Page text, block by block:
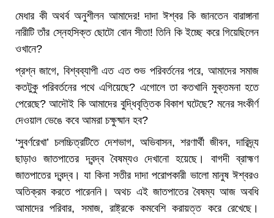
মেধার কী অথর্ব অনুশীলন আমাদের! দাদা ঈশ্বর কি জানতেন বারাঙ্গানা
নারীটি তাঁর স্নেহসিক্ত ছোটো বোন সীতা! তিনি কি ইচ্ছে করে গিয়েছিলেন
ওখানে?
প্রশ্ন জাগে, বিশ্বব্যাপী এত এত শুভ পরিবর্তনের পরে, আমাদের সমাজ
কতটুকু পরিবর্তনের পথে এগিয়েছে? এগোলে তা কতখানি মুক্তমনা হতে
পেরেছে? আদৌই কি আমাদের বুদ্ধিবৃত্তিক বিকাশ ঘটেছে? মনের সংকীর্ণ
দেওয়াল ভেঙে কবে আমরা চক্ষুষ্মান হব?
‘সুবর্ণরেখা’ চলচ্চিত্রটিতে দেশভাগ, অভিবাসন, শরণার্থী জীবন, দারিদ্র্য
ছাড়াও জাতপাতের দ্বন্দ্ব বৈষম্যও দেখানো হয়েছে। বাগদী ব্রাহ্মণ
জাতপাতের দ্বন্দ্ব। যা কিনা সতীর দাদা পরোপকারী ভালো মানুষ ঈশ্বরও
অতিক্রম করতে পারেননি। অথচ এই জাতপাতের বৈষম্য আজ অবধি
আমাদের পরিবার, সমাজ, রাষ্ট্রকে কমবেশি করায়ত্ত করে রেখেছে।